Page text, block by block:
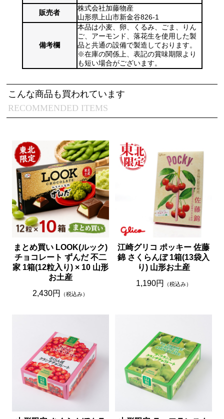
販売者
株式会社加藤物産
山形県上山市新金谷826-1
備考欄
本品は小麦、卵、くるみ、ごま、りん
ご、アーモンド、落花生を使用した製
品と共通の設備で製造しております。
※在庫の関係上、表記の賞味期限より
も短い場合がございます。
RECOMMENDED ITEMS
こんな商品も買われています
まとめ買い LOOK(ルック)
チョコレート ずんだ 不二
家 1箱(12粒入り) × 10 山形
お土産
2,430円
（税込み）
江崎グリコ ポッキー 佐藤
錦 さくらんぼ 1箱(13袋入
り) 山形お土産
1,190円
（税込み）